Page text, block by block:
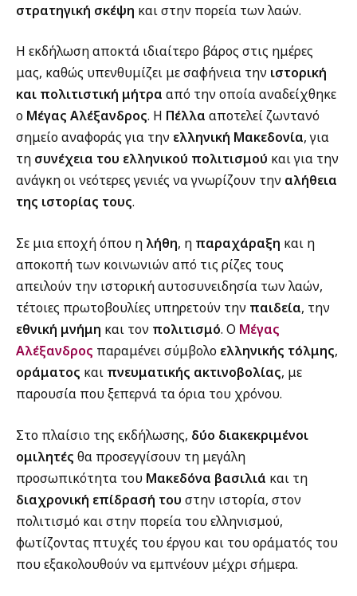
στρατηγική σκέψη και στην πορεία των λαών.
Η εκδήλωση αποκτά ιδιαίτερο βάρος στις ημέρες
μας, καθώς υπενθυμίζει με σαφήνεια την ιστορική
και πολιτιστική μήτρα από την οποία αναδείχθηκε
ο Μέγας Αλέξανδρος. Η Πέλλα αποτελεί ζωντανό
σημείο αναφοράς για την ελληνική Μακεδονία, για
τη συνέχεια του ελληνικού πολιτισμού και για την
ανάγκη οι νεότερες γενιές να γνωρίζουν την αλήθεια
της ιστορίας τους.
Σε μια εποχή όπου η λήθη, η παραχάραξη και η
αποκοπή των κοινωνιών από τις ρίζες τους
απειλούν την ιστορική αυτοσυνειδησία των λαών,
τέτοιες πρωτοβουλίες υπηρετούν την παιδεία, την
εθνική μνήμη και τον πολιτισμό. Ο Μέγας
Αλέξανδρος παραμένει σύμβολο ελληνικής τόλμης,
οράματος και πνευματικής ακτινοβολίας, με
παρουσία που ξεπερνά τα όρια του χρόνου.
Στο πλαίσιο της εκδήλωσης, δύο διακεκριμένοι
ομιλητές θα προσεγγίσουν τη μεγάλη
προσωπικότητα του Μακεδόνα βασιλιά και τη
διαχρονική επίδρασή του στην ιστορία, στον
πολιτισμό και στην πορεία του ελληνισμού,
φωτίζοντας πτυχές του έργου και του οράματός του
που εξακολουθούν να εμπνέουν μέχρι σήμερα.